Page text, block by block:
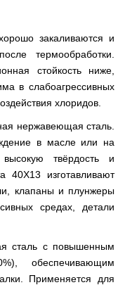
закаливаются и
термообработки.
стойкость ниже,
в слабоагрессивных
хлоридов.
нержавеющая сталь.
в масле или на
твёрдость и
40Х13 изготавливают
клапаны и плунжеры
средах, детали
сталь с повышенным
обеспечивающим
Применяется для